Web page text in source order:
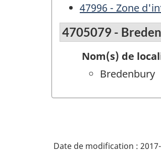
47996 - Zone
4705079 -
Nom(s) de
Bredenbury
Date de modification :